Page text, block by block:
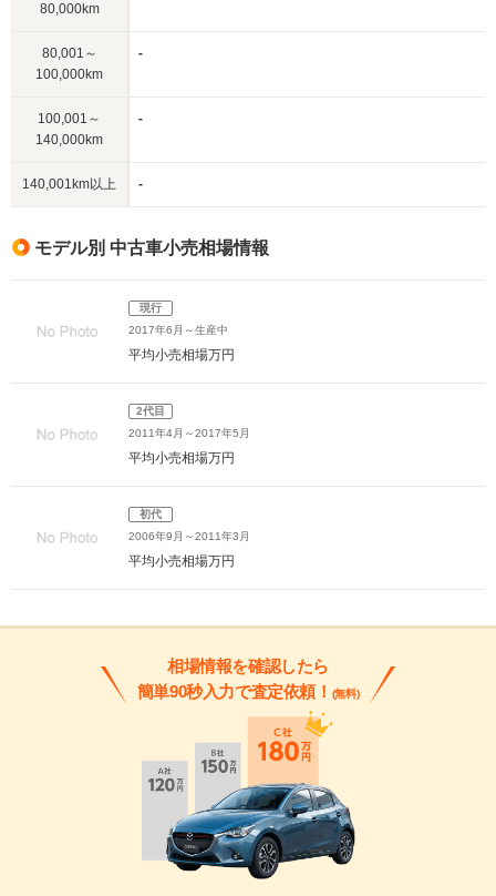
80,000km
80,001～
100,000km
-
100,001～
140,000km
-
140,001km以上 -
モデル別 中古車小売相場情報
現行
2017年6月～生産中
平均小売相場万円
2代目
2011年4月～2017年5月
平均小売相場万円
初代
2006年9月～2011年3月
平均小売相場万円
相場情報を確認したら
簡単90秒入力で査定依頼！ (無料)